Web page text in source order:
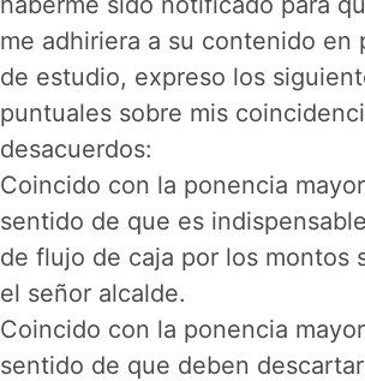
me adhiriera a su contenido en
de estudio, expreso los
puntuales sobre mis
desacuerdos:
Coincido con la ponencia
sentido de que es
de flujo de caja por los montos
el señor alcalde.
Coincido con la ponencia
sentido de que deben